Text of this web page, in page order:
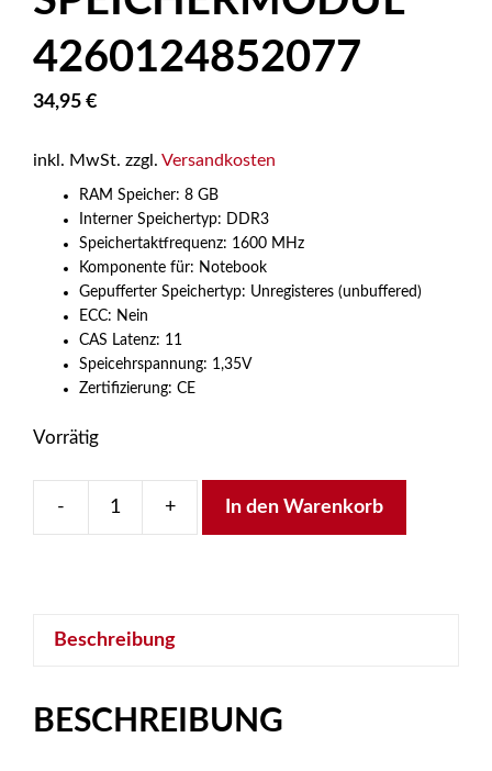
4260124852077
34,95 €
inkl. MwSt. zzgl. Versandkosten
RAM Speicher: 8 GB
Interner Speichertyp: DDR3
Speichertaktfrequenz: 1600 MHz
Komponente für: Notebook
Gepufferter Speichertyp: Unregisteres (unbuffered)
ECC: Nein
CAS Latenz: 11
Speicehrspannung: 1,35V
Zertifizierung: CE
Vorrätig
- + In den Warenkorb
Beschreibung
BESCHREIBUNG